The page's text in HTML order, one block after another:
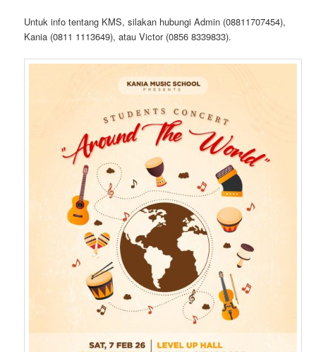
Untuk info tentang KMS, silakan hubungi Admin (08811707454),
Kania (0811 1113649), atau Victor (0856 8339833).